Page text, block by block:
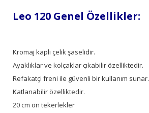
Leo 120 Genel Özellikler:
Kromaj kaplı çelik şaselidir.
Ayaklıklar ve kolçaklar çıkabilir özelliktedir.
Refakatçi freni ile güvenli bir kullanım sunar.
Katlanabilir özelliktedir.
20 cm ön tekerlekler